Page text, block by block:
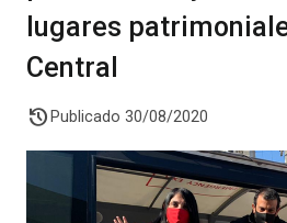
lugares
Central
history Publicado 30/08/2020